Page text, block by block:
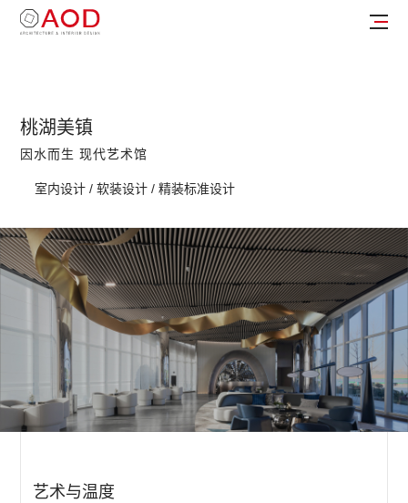
桃湖美镇
因水而生 现代艺术馆
室内设计 / 软装设计 / 精装标准设计
艺术与温度